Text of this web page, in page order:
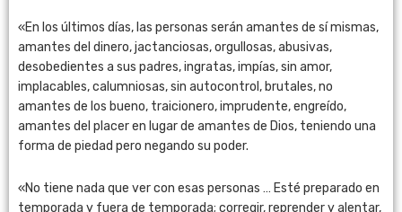
«En los últimos días, las personas serán amantes de sí mismas,
amantes del dinero, jactanciosas, orgullosas, abusivas,
desobedientes a sus padres, ingratas, impías, sin amor,
implacables, calumniosas, sin autocontrol, brutales, no
amantes de los bueno, traicionero, imprudente, engreído,
amantes del placer en lugar de amantes de Dios, teniendo una
forma de piedad pero negando su poder.
«No tiene nada que ver con esas personas … Esté preparado en
temporada y fuera de temporada; corregir, reprender y alentar,